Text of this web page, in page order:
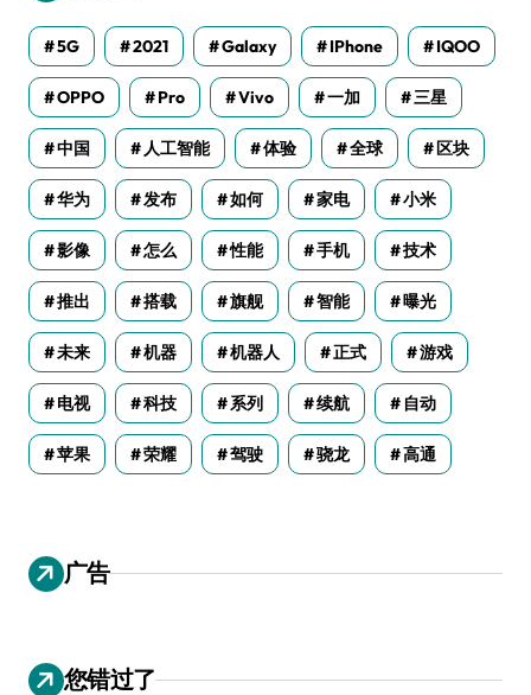
5G 2021 Galaxy IPhone IQOO
OPPO Pro Vivo 一加 三星
中国 人工智能 体验 全球 区块
华为 发布 如何 家电 小米
影像 怎么 性能 手机 技术
推出 搭载 旗舰 智能 曝光
未来 机器 机器人 正式 游戏
电视 科技 系列 续航 自动
苹果 荣耀 驾驶 骁龙 高通
广告
您错过了